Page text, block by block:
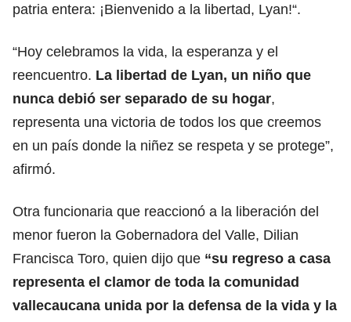
patria entera: ¡Bienvenido a la libertad, Lyan!“.
“Hoy celebramos la vida, la esperanza y el
reencuentro. La libertad de Lyan, un niño que
nunca debió ser separado de su hogar,
representa una victoria de todos los que creemos
en un país donde la niñez se respeta y se protege”,
afirmó.
Otra funcionaria que reaccionó a la liberación del
menor fueron la Gobernadora del Valle, Dilian
Francisca Toro, quien dijo que “su regreso a casa
representa el clamor de toda la comunidad
vallecaucana unida por la defensa de la vida y la